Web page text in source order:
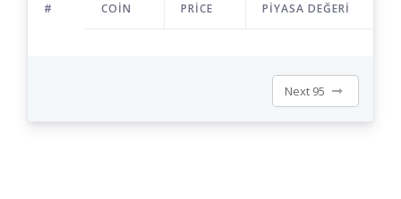
# COIN PRICE PIYASA DEĞERI
Next 95